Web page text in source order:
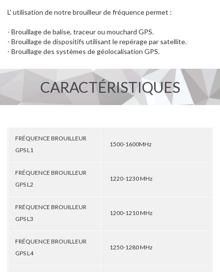
L' utilisation de notre brouilleur de fréquence permet :
- Brouillage de balise, traceur ou mouchard GPS.
- Brouillage de dispositifs utilisant le repérage par satellite.
- Brouillage des systèmes de géolocalisation GPS.
CARACTÉRISTIQUES
FRÉQUENCE BROUILLEUR
GPS L1
1500-1600MHz
FRÉQUENCE BROUILLEUR
GPS L2
1220-1230 MHz
FRÉQUENCE BROUILLEUR
GPS L3
1200-1210 MHz
FRÉQUENCE BROUILLEUR
GPS L4
1250-1280 MHz